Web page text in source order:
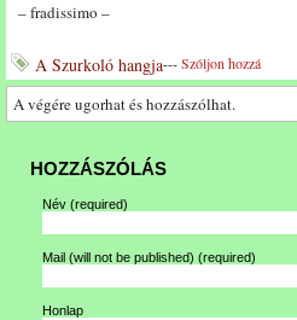
– fradissimo –
A Szurkoló hangja---Szóljon hozzá
A végére ugorhat és hozzászólhat.
HOZZÁSZÓLÁS
Név (required)
Mail (will not be published) (required)
Honlap